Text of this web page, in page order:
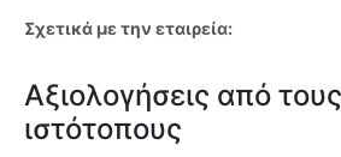
Σχετικά με την εταιρεία:
Αξιολογήσεις από
ιστότοπους